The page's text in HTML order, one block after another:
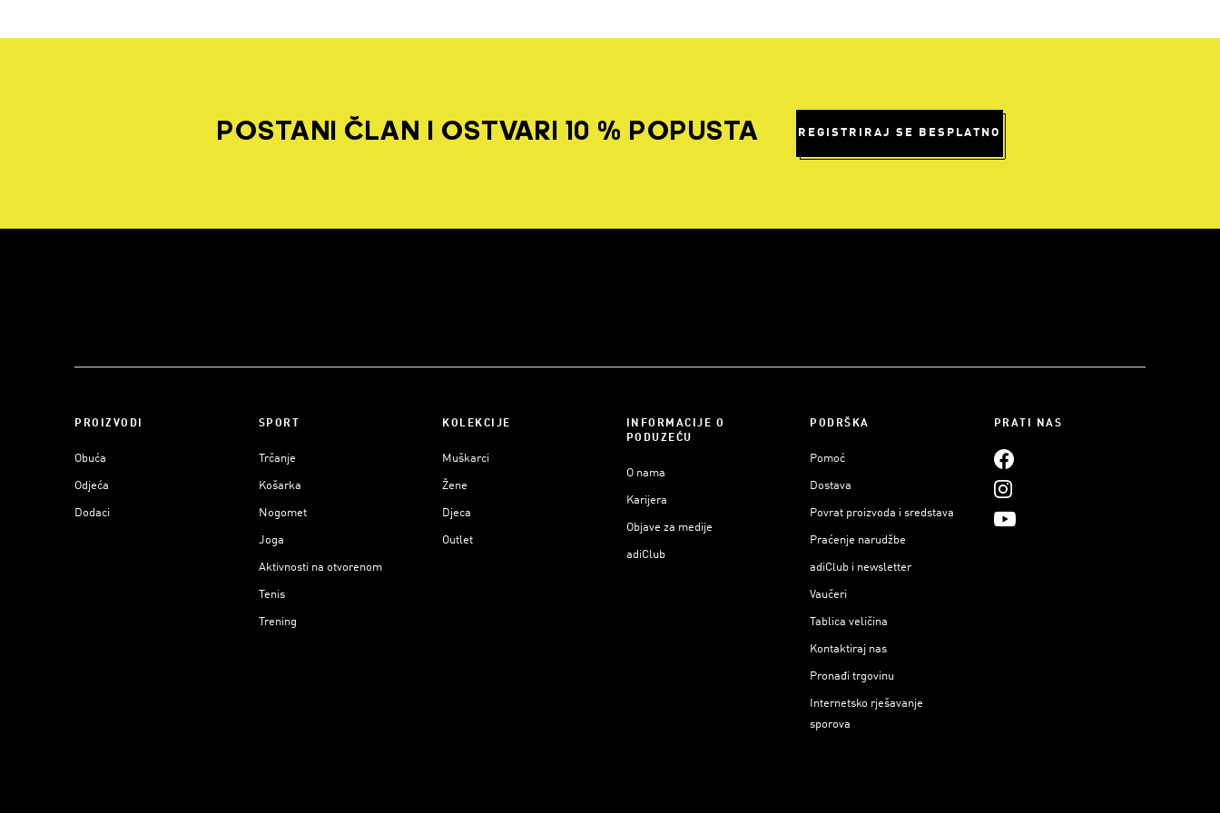
POSTANI ČLAN I OSTVARI 10 % POPUSTA REGISTRIRAJ SE BESPLATNO
PROIZVODI
Obuća
Odjeća
Dodaci
SPORT
Trčanje
Košarka
Nogomet
Joga
Aktivnosti na otvorenom
Tenis
Trening
KOLEKCIJE
Muškarci
Žene
Djeca
Outlet
INFORMACIJE O
PODUZEĆU
O nama
Karijera
Objave za medije
adiClub
PODRŠKA
Pomoć
Dostava
Povrat proizvoda i sredstava
Praćenje narudžbe
adiClub i newsletter
Vaučeri
Tablica veličina
Kontaktiraj nas
Pronađi trgovinu
Internetsko rješavanje
sporova
PRATI NAS